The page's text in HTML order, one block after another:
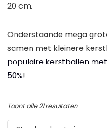
Gherkin –
Kerstbal
– Handgeblazen
Grappige
Boombal – 9 cm
20 cm.
Onderstaande mega
samen met kleinere
populaire kerstballen
50%!
Toont alle 21 resultaten